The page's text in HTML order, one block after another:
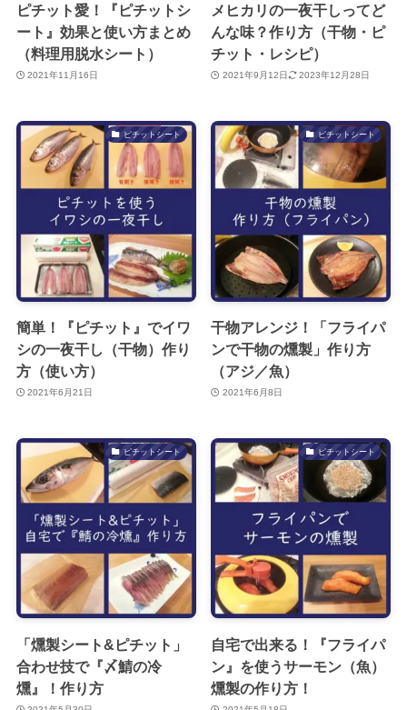
ピチット愛！『ピチットシ
ート』効果と使い方まとめ
（料理用脱水シート）
2021年11月16日
メヒカリの一夜干しってど
んな味？作り方（干物・ピ
チット・レシピ）
2021年9月12日 2023年12月28日
ピチットシート
簡単！『ピチット』でイワ
シの一夜干し（干物）作り
方（使い方）
2021年6月21日
ピチットシート
干物アレンジ！「フライパ
ンで干物の燻製」作り方
（アジ／魚）
2021年6月8日
ピチットシート
「燻製シート&ピチット」
合わせ技で『〆鯖の冷
燻』！作り方
ピチットシート
自宅で出来る！『フライパ
ン』を使うサーモン（魚）
燻製の作り方！